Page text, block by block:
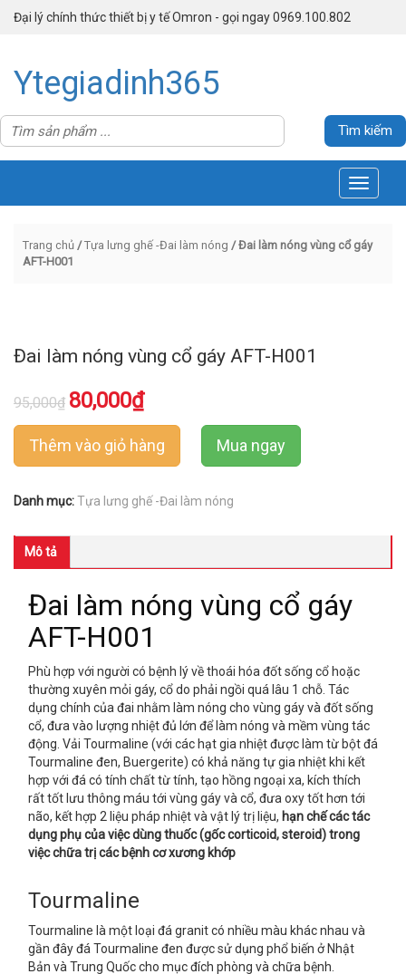
Đại lý chính thức thiết bị y tế Omron - gọi ngay 0969.100.802
Ytegiadinh365
Toggle
Trang chủ /Tựa lưng ghế -Đai làm nóng / Đai làm nóng vùng cổ gáy
AFT-H001
Đai làm nóng vùng cổ gáy AFT-H001
95,000₫ 80,000₫
Thêm vào giỏ hàng Mua ngay
Danh mục:Tựa lưng ghế -Đai làm nóng
Mô tả
Đai làm nóng vùng cổ gáy
AFT-H001
Phù hợp với người có bệnh lý về thoái hóa đốt sống cổ hoặc
thường xuyên mỏi gáy, cổ do phải ngồi quá lâu 1 chỗ. Tác
dụng chính của đai nhằm làm nóng cho vùng gáy và đốt sống
cổ, đưa vào lượng nhiệt đủ lớn để làm nóng và mềm vùng tác
động. Vải Tourmaline (với các hạt gia nhiệt được làm từ bột đá
Tourmaline đen, Buergerite) có khả năng tự gia nhiệt khi kết
hợp với đá có tính chất từ tính, tạo hồng ngoại xa, kích thích
rất tốt lưu thông máu tới vùng gáy và cổ, đưa oxy tốt hơn tới
não, kết hợp 2 liệu pháp nhiệt và vật lý trị liệu, hạn chế các tác
dụng phụ của việc dùng thuốc (gốc corticoid, steroid) trong
việc chữa trị các bệnh cơ xương khớp
Tourmaline
Tourmaline là một loại đá granit có nhiều màu khác nhau và
gần đây đá Tourmaline đen được sử dụng phổ biến ở Nhật
Bản và Trung Quốc cho mục đích phòng và chữa bệnh.